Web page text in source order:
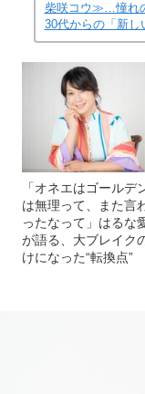
柴咲コウ≫…憧れ
30代からの「新し
「オネエはゴールデ
は無理って、また言
ったなって」はるな
が語る、大ブレイク
けになった“転換点”